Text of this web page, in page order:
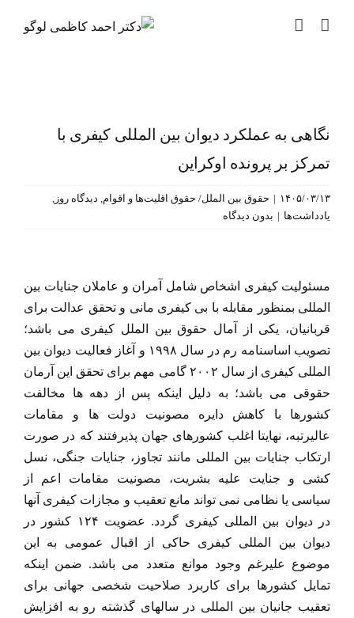
نگاهی به عملکرد دیوان بین المللی کیفری با
تمرکز بر پرونده اوکراین
۱۴۰۵/۰۳/۱۳ | حقوق بین الملل/ حقوق اقلیت‌ها و اقوام, دیدگاه روز ,
یادداشت‌ها | بدون دیدگاه
تصویر
بزرگ
مسئولیت کیفری اشخاص شامل آمران و عاملان جنایات بین
المللی بمنظور مقابله با بی کیفری مانی و تحقق عدالت برای
قربانیان، یکی از آمال حقوق بین الملل کیفری می باشد؛
تصویب اساسنامه رم در سال ۱۹۹۸ و آغاز فعالیت دیوان بین
المللی کیفری از سال ۲۰۰۲ گامی مهم برای تحقق این آرمان
حقوقی می باشد؛ به دلیل اینکه پس از دهه ها مخالفت
کشورها با کاهش دایره مصونیت دولت ها و مقامات
عالیرتبه، نهایتا اغلب کشورهای جهان پذیرفتند که در صورت
ارتکاب جنایات بین المللی مانند تجاوز، جنایات جنگی، نسل
کشی و جنایت علیه بشریت، مصونیت مقامات اعم از
سیاسی یا نظامی نمی تواند مانع تعقیب و مجازات کیفری آنها
در دیوان بین المللی کیفری گردد. عضویت ۱۲۴ کشور در
دیوان بین المللی کیفری حاکی از اقبال عمومی به این
موضوع علیرغم وجود موانع متعدد می باشد. ضمن اینکه
تمایل کشورها برای کاربرد صلاحیت شخصی جهانی برای
تعقیب جانیان بین المللی در سالهای گذشته رو به افزایش